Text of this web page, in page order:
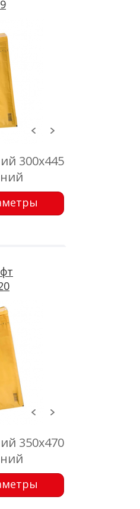
300x445
50 мм,
75 г/м2,
350x470
50 мм,
75 г/м2,